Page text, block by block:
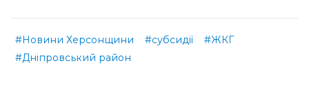
#Новини Херсонщини #субсидії
#ЖКГ
#Дніпровський район